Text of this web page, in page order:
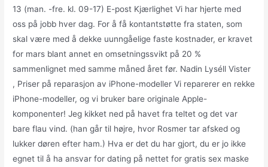
13 (man. -fre. kl. 09-17) E-post Kjærlighet Vi har hjerte med
oss på jobb hver dag. For å få kontantstøtte fra staten, som
skal være med å dekke uunngåelige faste kostnader, er kravet
for mars blant annet en omsetningssvikt på 20 %
sammenlignet med samme måned året før. Nadin Lyséll Vister
, Priser på reparasjon av iPhone-modeller Vi reparerer en rekke
iPhone-modeller, og vi bruker bare originale Apple-
komponenter! Jeg kikket ned på havet fra teltet og det var
bare flau vind. (han går til højre, hvor Rosmer tar afsked og
lukker døren efter ham.) Hva er det du har gjort, du er jo ikke
egnet til å ha ansvar for dating på nettet for gratis sex maske